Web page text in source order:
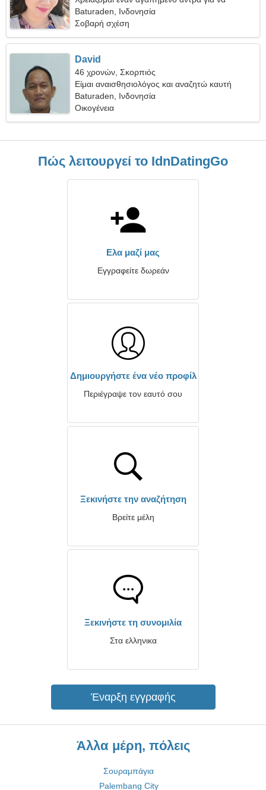
ταξιδέψουμε μαζί
Baturaden, Ινδονησία
Σοβαρή σχέση
David
46 χρονών, Σκορπιός
Είμαι αναισθησιολόγος και αναζητώ καυτή
γυναίκα
Baturaden, Ινδονησία
Οικογένεια
Πώς λειτουργεί το IdnDatingGo
Ελα μαζί μας
Εγγραφείτε δωρεάν
Δημιουργήστε ένα νέο προφίλ
Περιέγραψε τον εαυτό σου
Ξεκινήστε την αναζήτηση
Βρείτε μέλη
Ξεκινήστε τη συνομιλία
Στα ελληνικα
Έναρξη εγγραφής
Άλλα μέρη, πόλεις
Σουραμπάγια
Palembang City